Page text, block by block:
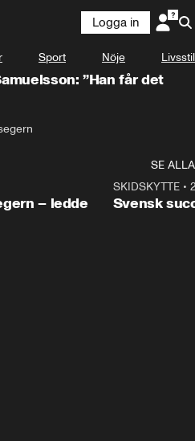
Logga in
Sport Nöje Livsstil
”Han får det
SE ALLA
– ledde
SKIDSKYTTE•
Svensk